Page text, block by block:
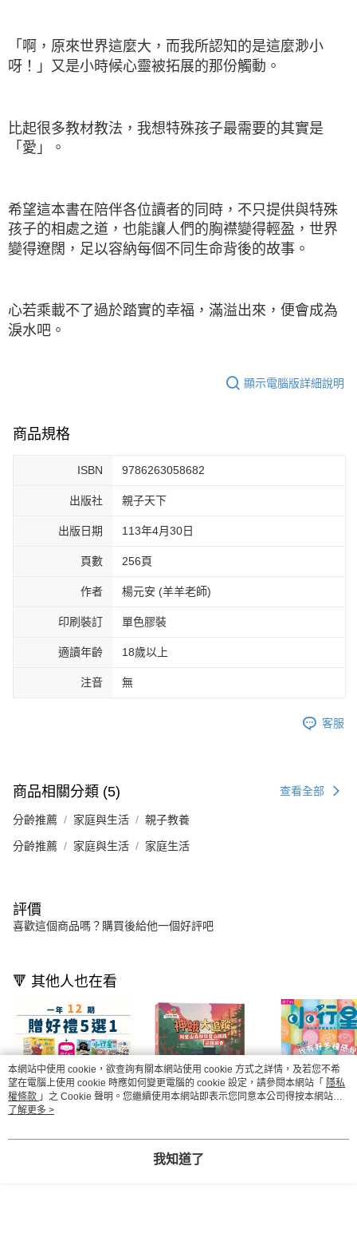
「啊，原來世界這麼大，而我所認知的是這麼渺小
呀！」又是小時候心靈被拓展的那份觸動。
比起很多教材教法，我想特殊孩子最需要的其實是
「愛」。
希望這本書在陪伴各位讀者的同時，不只提供與特殊
孩子的相處之道，也能讓人們的胸襟變得輕盈，世界
變得遼闊，足以容納每個不同生命背後的故事。
心若乘載不了過於踏實的幸福，滿溢出來，便會成為
淚水吧。
顯示電腦版詳細說明
商品規格
ISBN 9786263058682
出版社 親子天下
出版日期 113年4月30日
頁數 256頁
作者 楊元安 (羊羊老師)
印刷裝訂 單色膠裝
適讀年齡 18歲以上
注音 無
客服
商品相關分類 (5) 查看全部
分齡推薦 家庭與生活 親子教養
分齡推薦 家庭與生活 家庭生活
評價
喜歡這個商品嗎？購買後給他一個好評吧
🔻 其他人也在看
與登山鐵路沿線調查
NT$331
本網站中使用 cookie，欲查詢有關本網站使用 cookie 方式之詳情，及若您不希
望在電腦上使用 cookie 時應如何變更電腦的 cookie 設定，請參閱本網站「 隱私
權條款 」之 Cookie 聲明。您繼續使用本網站即表示您同意本公司得按本網站使
用條款之 Cookie 聲明使用 cookie。
了解更多 >
我知道了